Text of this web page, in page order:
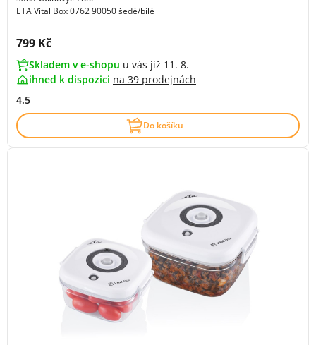
ETA Vital Box 0762 90050 šedé/bílé
Cena s DPH:
799 Kč
Skladem v e-shopu u vás již 11. 8.
ihned k dispozici na 39 prodejnách
4.5
Do košíku